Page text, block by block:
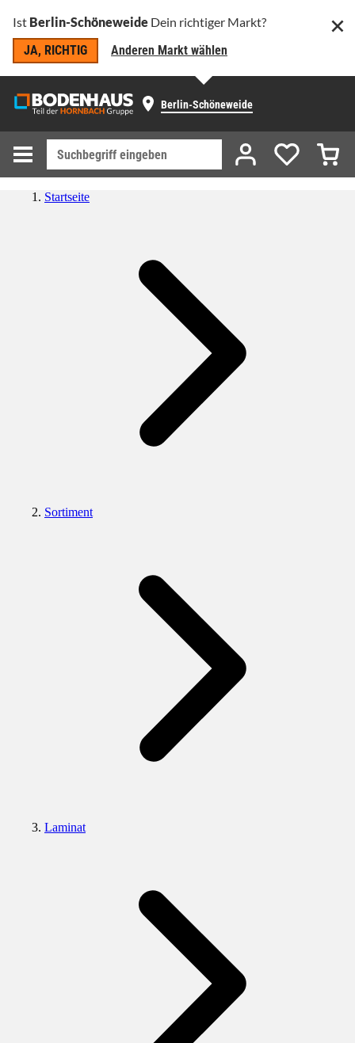
Ist Berlin-Schöneweide Dein richtiger Markt?
JA, RICHTIG
Anderen Markt wählen
Berlin-Schöneweide
Startseite
Sortiment
Laminat